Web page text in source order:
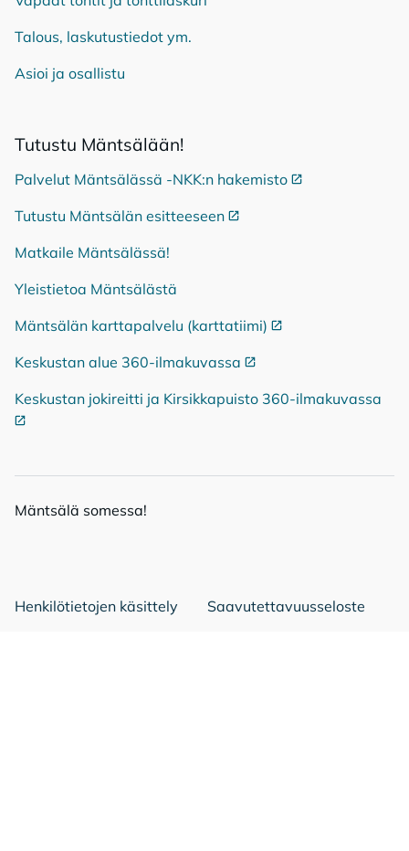
Talous, laskutustiedot ym.
Asioi ja osallistu
Tu­tus­tu Mänt­sä­lään!
Palvelut Mäntsälässä -NKK:n hakemisto Ulkoinen linkki
Tutustu Mäntsälän esitteeseen Ulkoinen linkki
Matkaile Mäntsälässä!
Yleistietoa Mäntsälästä
Mäntsälän karttapalvelu (karttatiimi) Ulkoinen linkki
Keskustan alue 360-ilmakuvassa Ulkoinen linkki
Keskustan jokireitti ja Kirsikkapuisto 360-ilmakuvassa
Mänt­sä­lä so­mes­sa!
Henkilötietojen käsittely Saavutettavuusseloste